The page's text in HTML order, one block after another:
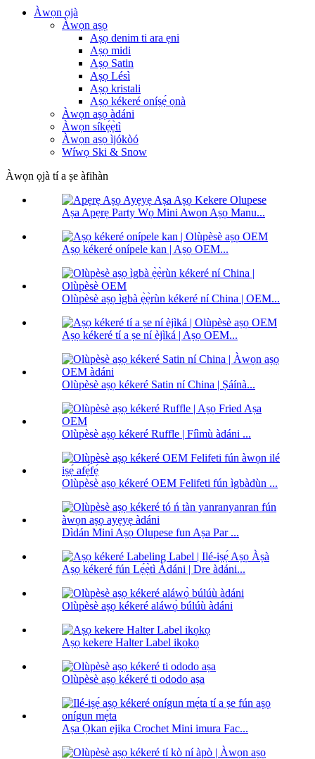
Àwọn ọjà
Àwọn aṣọ
Aṣọ denim ti ara ẹni
Aṣọ midi
Aṣọ Satin
Aṣọ Lésì
Aṣọ kristali
Aṣọ kékeré oníṣẹ́ ọnà
Àwọn aṣọ àdáni
Àwọn síkẹ́ẹ̀tì
Àwọn aṣọ ìjókòó
Wíwọ Ski & Snow
Àwọn ọjà tí a ṣe àfihàn
Aṣa Apẹrẹ Party Wọ Mini Awọn Aṣọ Manu...
Aṣọ kékeré onípele kan | Aṣọ OEM...
Olùpèsè aṣọ ìgbà ẹ̀ẹ̀rùn kékeré ní China | OEM...
Aṣọ kékeré tí a ṣe ní èjìká | Aṣọ OEM...
Olùpèsè aṣọ kékeré Satin ní China | Ṣáínà...
Olùpèsè aṣọ kékeré Ruffle | Fíìmù àdáni ...
Olùpèsè aṣọ kékeré OEM Felifeti fún ìgbàdùn ...
Dìdán Mini Aṣọ Olupese fun Aṣa Par ...
Aṣọ kékeré fún Lẹ́ẹ̀tì Àdáni | Dre àdáni...
Olùpèsè aṣọ kékeré aláwọ̀ búlúù àdáni
Aṣọ kekere Halter Label ikọkọ
Olùpèsè aṣọ kékeré ti ododo aṣa
Aṣa Ọkan ejika Crochet Mini imura Fac...